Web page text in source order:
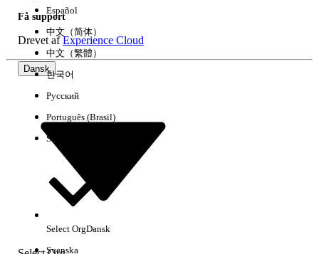
Her er nogle søgetips
Kontroller stavemåden for dine søgeord.
Få support
Drevet afExperience Cloud
Dansk
Español
中文（简体）
中文（繁體）
한국어
Русский
Português (Brasil)
Suomi
Select OrgDansk
Svenska